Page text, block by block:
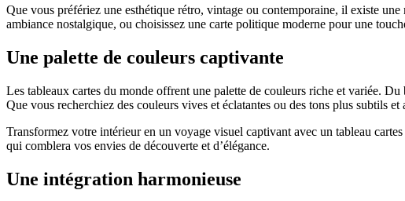
Que vous préfériez une esthétique rétro, vintage ou contemporaine, il existe
ambiance nostalgique, ou choisissez une carte politique moderne pour une
Une palette de couleurs captivante
Les tableaux cartes du monde offrent une palette de couleurs riche et variée.
Que vous recherchiez des couleurs vives et éclatantes ou des tons plus subtils
Transformez votre intérieur en un voyage visuel captivant avec un tableau
qui comblera vos envies de découverte et d’élégance.
Une intégration harmonieuse